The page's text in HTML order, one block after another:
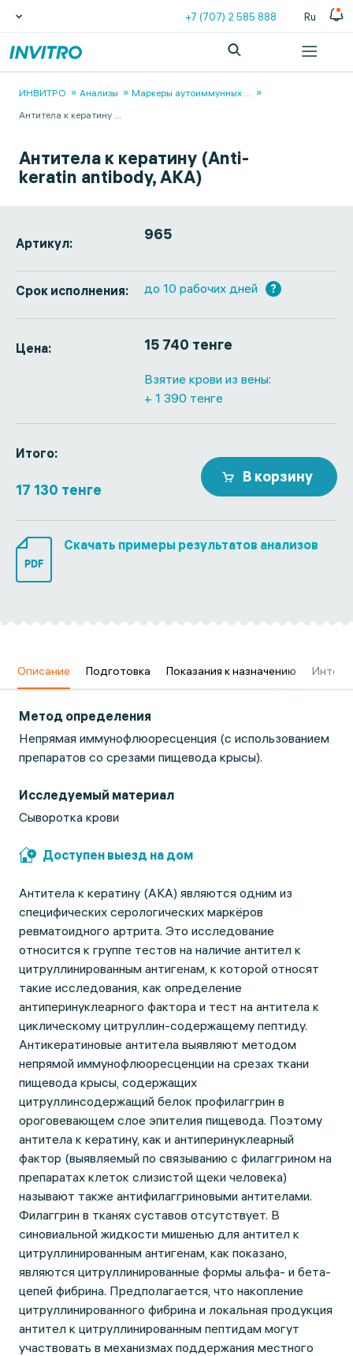
+7 (707) 2 585 888 Ru
ИНВИТРО Анализы Маркеры аутоиммунных ...
Антитела к кератину ...
Антитела к кератину (Anti-
keratin antibody, AKA)
Артикул: 965
Срок исполнения: до 10 рабочих дней ?
Цена: 15 740 тенге
Взятие крови из вены:
+ 1 390 тенге
Итого:
17 130 тенге
В корзину
PDF
Скачать примеры результатов анализов
Описание Подготовка Показания к назначению
Метод определения
Непрямая иммунофлюоресценция (с использованием
препаратов со срезами пищевода крысы).
Исследуемый материал
Сыворотка крови
Доступен выезд на дом
Антитела к кератину (АКА) являются одним из
специфических серологических маркёров
ревматоидного артрита. Это исследование
относится к группе тестов на наличие антител к
цитруллинированным антигенам, к которой относят
такие исследования, как определение
антиперинуклеарного фактора и тест на антитела к
циклическому цитруллин-содержащему пептиду.
Антикератиновые антитела выявляют методом
непрямой иммунофлюоресценции на срезах ткани
пищевода крысы, содержащих
цитруллинсодержащий белок профилаггрин в
ороговевающем слое эпителия пищевода. Поэтому
антитела к кератину, как и антиперинуклеарный
фактор (выявляемый по связыванию с филаггрином на
препаратах клеток слизистой щеки человека)
называют также антифилаггриновыми антителами.
Филаггрин в тканях суставов отсутствует. В
синовиальной жидкости мишенью для антител к
цитруллинированным антигенам, как показано,
являются цитруллинированные формы альфа- и бета-
цепей фибрина. Предполагается, что накопление
цитруллинированного фибрина и локальная продукция
антител к цитруллинированным пептидам могут
участвовать в механизмах поддержания местного